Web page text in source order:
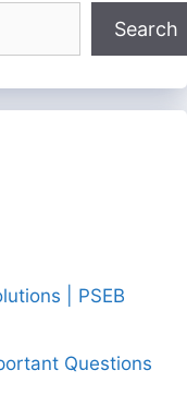
Search
| PSEB
Questions